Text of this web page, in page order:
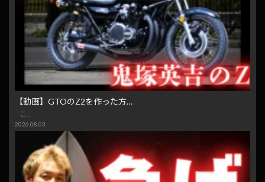
【動画】GTOのZ2を作った方…
こ…
2026.08.03